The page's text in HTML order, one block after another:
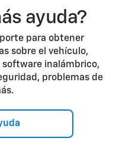
ayuda?
para obtener
sobre el vehículo,
inalámbrico,
problemas de